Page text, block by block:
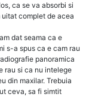
ca se va absorbi si
complet de acea
dat seama ca e
s-a spus ca e cam rau
panoramica
rau si ca nu intelege
din maxilar. Trebuia
ceva, sa fi simtit